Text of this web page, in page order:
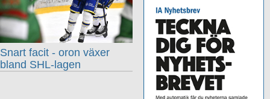
Snart facit - oron växer
bland SHL-lagen